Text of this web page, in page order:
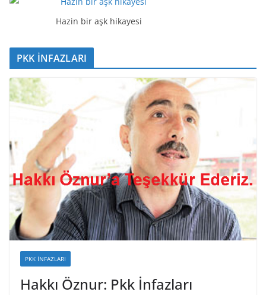
c
Hazin bir aşk hikayesi
PKK İNFAZLARI
PKK İNFAZLARI
Hakkı Öznur: Pkk İnfazları